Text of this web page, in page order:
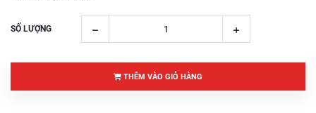
SỐ LƯỢNG
THÊM VÀO GIỎ HÀNG